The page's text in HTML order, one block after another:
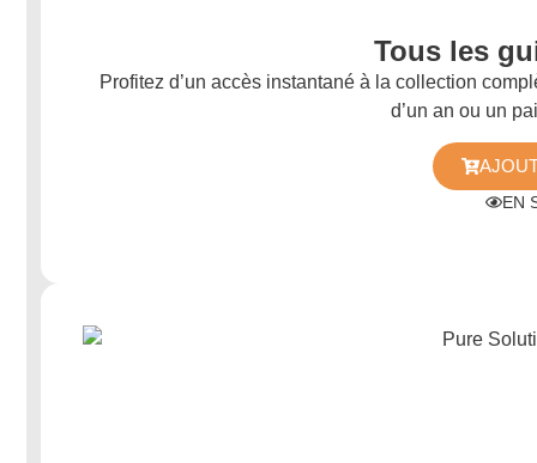
Tous les
Profitez d’un accès instantané à la collection
d’un an ou un
EN